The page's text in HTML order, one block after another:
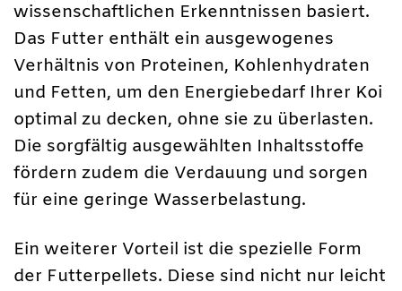
wissenschaftlichen Erkenntnissen basiert.
Das Futter enthält ein ausgewogenes
Verhältnis von Proteinen, Kohlenhydraten
und Fetten, um den Energiebedarf Ihrer Koi
optimal zu decken, ohne sie zu überlasten.
Die sorgfältig ausgewählten Inhaltsstoffe
fördern zudem die Verdauung und sorgen
für eine geringe Wasserbelastung.
Ein weiterer Vorteil ist die spezielle Form
der Futterpellets. Diese sind nicht nur leicht